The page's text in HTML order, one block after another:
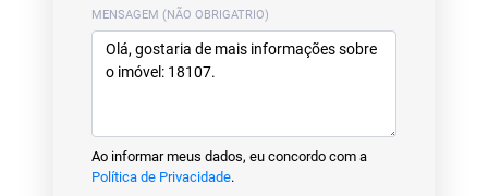
MENSAGEM (NÃO OBRIGATRIO)
Ao informar meus dados, eu concordo com a
Política de Privacidade.